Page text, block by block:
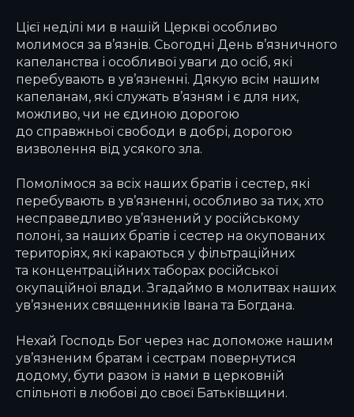
Цієї неділі ми в нашій Церкві особливо
молимося за в’язнів. Сьогодні День в’язничного
капеланства і особливої уваги до осіб, які
перебувають в ув’язненні. Дякую всім нашим
капеланам, які служать в’язням і є для них,
можливо, чи не єдиною дорогою
до справжньої свободи в добрі, дорогою
визволення від усякого зла.
Помолімося за всіх наших братів і сестер, які
перебувають в ув’язненні, особливо за тих, хто
несправедливо ув’язнений у російському
полоні, за наших братів і сестер на окупованих
територіях, які караються у фільтраційних
та концентраційних таборах російської
окупаційної влади. Згадаймо в молитвах наших
ув’язнених священників Івана та Богдана.
Нехай Господь Бог через нас допоможе нашим
ув’язненим братам і сестрам повернутися
додому, бути разом із нами в церковній
спільноті в любові до своєї Батьківщини.